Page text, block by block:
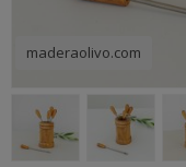
maderaolivo.com